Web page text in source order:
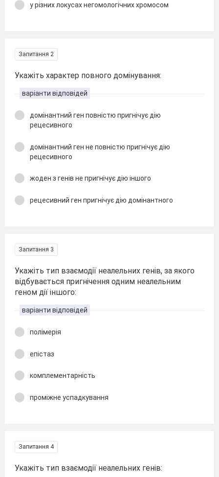
у різних локусах негомологічних хромосом
Запитання 2
Укажіть характер повного домінування:
варіанти відповідей
домінантний ген повністю пригнічує дію
рецесивного
домінантний ген не повністю пригнічує дію
рецесивного
жоден з генів не пригнічує дію іншого
рецесивний ген пригнічує дію домінантного
Запитання 3
Укажіть тип взаємодії неалельних генів, за якого
відбувається пригнічення одним неалельним
геном дії іншого:
варіанти відповідей
полімерія
епістаз
комплементарність
проміжне успадкування
Запитання 4
Укажіть тип взаємодії неалельних генів: